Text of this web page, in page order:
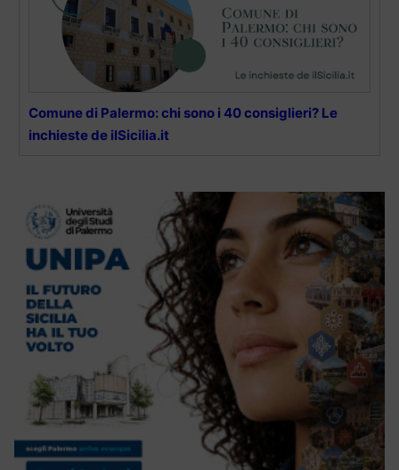
Comune di Palermo: chi sono i 40 consiglieri? Le
inchieste de ilSicilia.it